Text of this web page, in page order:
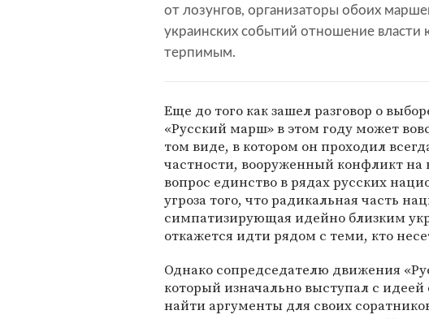
от лозунгов, организаторы обоих
украинских событий отношение власти
терпимым.
Еще до того как зашел разговор о
«Русский марш» в этом году может
том виде, в котором он проходил
частности, вооруженный конфликт на
вопрос единство в рядах русских
угроза того, что радикальная часть
симпатизирующая идейно близким
откажется идти рядом с теми, кто
Однако сопредседателю движения
который изначально выступал с
найти аргументы для своих